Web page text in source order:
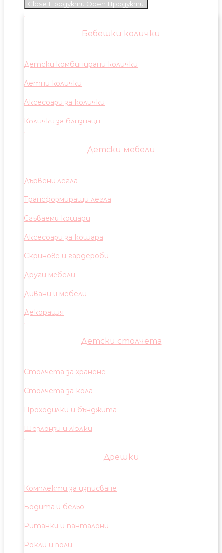
Close Продукти Open Продукти
Бебешки колички
Детски комбинирани колички
Летни колички
Аксесоари за колички
Колички за близнаци
Детски мебели
Дървени легла
Трансформиращи легла
Сгъваеми кошари
Аксесоари за кошара
Скринове и гардероби
Други мебели
Дивани и мебели
Декорация
Детски столчета
Столчета за хранене
Столчета за кола
Проходилки и бънджита
Шезлонзи и люлки
Дрешки
Комплекти за изписване
Бодита и бельо
Ританки и панталони
Рокли и поли